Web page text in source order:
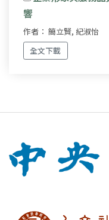
響
作者： 簡立賢, 紀淑怡
全文下載